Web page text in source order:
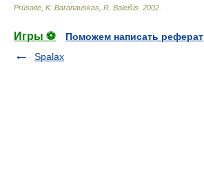
Prūsaitė, K. Baranauskas, R. Baleišis 2002
Игры ⚽
Поможем написать реферат
Spalax